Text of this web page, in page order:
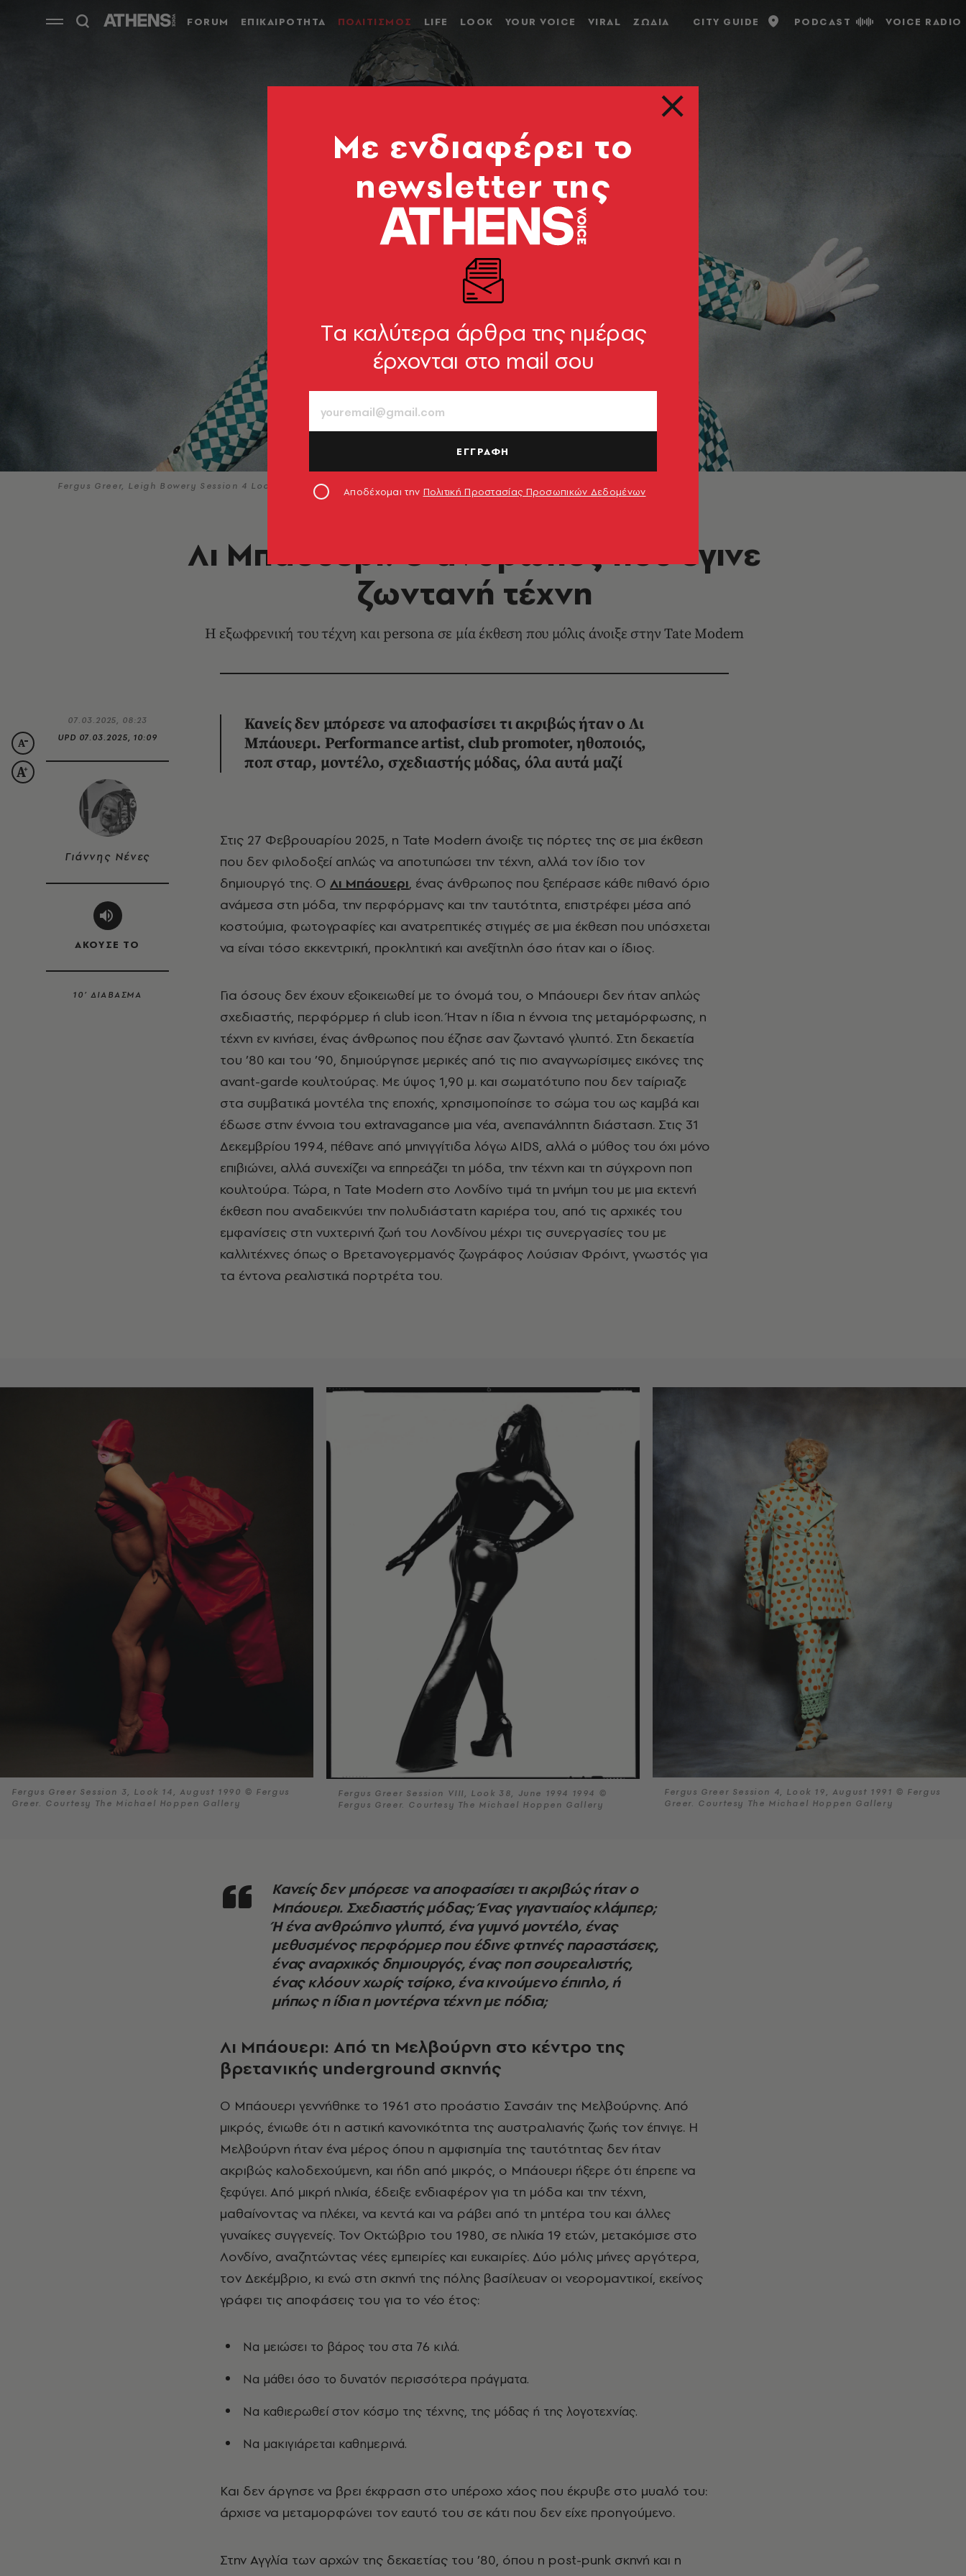
FORUM ΕΠΙΚΑΙΡΟΤΗΤΑ ΠΟΛΙΤΙΣΜΟΣ LIFE LOOK YOUR VOICE VIRAL ΖΩΔΙΑ CITY GUIDE PODCAST VOICE RADIO
Fergus Greer, Leigh Bowery Session 4 Look 17 August 1991 ©Fergus Greer. Courtesy Michael Hoppen Gallery
Λι Μπάουερι: Ο άνθρωπος που έγινε
ζωντανή τέχνη
Η εξωφρενική του τέχνη και persona σε μία έκθεση που μόλις άνοιξε στην Tate Modern
07.03.2025, 08:23
UPD 07.03.2025, 10:09
Γιάννης Νένες
ΑΚΟΥΣΕ ΤΟ
10’ ΔΙΑΒΑΣΜΑ
Κανείς δεν μπόρεσε να αποφασίσει τι ακριβώς ήταν ο Λι
Μπάουερι. Performance artist, club promoter, ηθοποιός,
ποπ σταρ, μοντέλο, σχεδιαστής μόδας, όλα αυτά μαζί
Στις 27 Φεβρουαρίου 2025, η Tate Modern άνοιξε τις πόρτες της σε μια έκθεση
που δεν φιλοδοξεί απλώς να αποτυπώσει την τέχνη, αλλά τον ίδιο τον
δημιουργό της. Ο Λι Μπάουερι, ένας άνθρωπος που ξεπέρασε κάθε πιθανό όριο
ανάμεσα στη μόδα, την περφόρμανς και την ταυτότητα, επιστρέφει μέσα από
κοστούμια, φωτογραφίες και ανατρεπτικές στιγμές σε μια έκθεση που υπόσχεται
να είναι τόσο εκκεντρική, προκλητική και ανεξίτηλη όσο ήταν και ο ίδιος.
Για όσους δεν έχουν εξοικειωθεί με το όνομά του, ο Μπάουερι δεν ήταν απλώς
σχεδιαστής, περφόρμερ ή club icon. Ήταν η ίδια η έννοια της μεταμόρφωσης, η
τέχνη εν κινήσει, ένας άνθρωπος που έζησε σαν ζωντανό γλυπτό. Στη δεκαετία
του ’80 και του ’90, δημιούργησε μερικές από τις πιο αναγνωρίσιμες εικόνες της
avant-garde κουλτούρας. Με ύψος 1,90 μ. και σωματότυπο που δεν ταίριαζε
στα συμβατικά μοντέλα της εποχής, χρησιμοποίησε το σώμα του ως καμβά και
έδωσε στην έννοια του extravagance μια νέα, ανεπανάληπτη διάσταση. Στις 31
Δεκεμβρίου 1994, πέθανε από μηνιγγίτιδα λόγω AIDS, αλλά ο μύθος του όχι μόνο
επιβιώνει, αλλά συνεχίζει να επηρεάζει τη μόδα, την τέχνη και τη σύγχρονη ποπ
κουλτούρα. Τώρα, η Tate Modern στο Λονδίνο τιμά τη μνήμη του με μια εκτενή
έκθεση που αναδεικνύει την πολυδιάστατη καριέρα του, από τις αρχικές του
εμφανίσεις στη νυχτερινή ζωή του Λονδίνου μέχρι τις συνεργασίες του με
καλλιτέχνες όπως ο Βρετανογερμανός ζωγράφος Λούσιαν Φρόιντ, γνωστός για
τα έντονα ρεαλιστικά πορτρέτα του.
Fergus Greer Session 3, Look 14, August 1990 © Fergus
Greer. Courtesy The Michael Hoppen Gallery
Fergus Greer Session VIII, Look 38, June 1994 1994 ©
Fergus Greer. Courtesy The Michael Hoppen Gallery
Fergus Greer Session 4, Look 19, August 1991 © Fergus
Greer. Courtesy The Michael Hoppen Gallery
Κανείς δεν μπόρεσε να αποφασίσει τι ακριβώς ήταν ο
Μπάουερι. Σχεδιαστής μόδας; Ένας γιγαντιαίος κλάμπερ;
Ή ένα ανθρώπινο γλυπτό, ένα γυμνό μοντέλο, ένας
μεθυσμένος περφόρμερ που έδινε φτηνές παραστάσεις,
ένας αναρχικός δημιουργός, ένας ποπ σουρεαλιστής,
ένας κλόουν χωρίς τσίρκο, ένα κινούμενο έπιπλο, ή
μήπως η ίδια η μοντέρνα τέχνη με πόδια;
Λι Μπάουερι: Από τη Μελβούρνη στο κέντρο της
βρετανικής underground σκηνής
Ο Μπάουερι γεννήθηκε το 1961 στο προάστιο Σανσάιν της Μελβούρνης. Από
μικρός, ένιωθε ότι η αστική κανονικότητα της αυστραλιανής ζωής τον έπνιγε. Η
Μελβούρνη ήταν ένα μέρος όπου η αμφισημία της ταυτότητας δεν ήταν
ακριβώς καλοδεχούμενη, και ήδη από μικρός, ο Μπάουερι ήξερε ότι έπρεπε να
ξεφύγει. Από μικρή ηλικία, έδειξε ενδιαφέρον για τη μόδα και την τέχνη,
μαθαίνοντας να πλέκει, να κεντά και να ράβει από τη μητέρα του και άλλες
γυναίκες συγγενείς. Τον Οκτώβριο του 1980, σε ηλικία 19 ετών, μετακόμισε στο
Λονδίνο, αναζητώντας νέες εμπειρίες και ευκαιρίες. Δύο μόλις μήνες αργότερα,
τον Δεκέμβριο, κι ενώ στη σκηνή της πόλης βασίλευαν οι νεορομαντικοί, εκείνος
γράφει τις αποφάσεις του για το νέο έτος:
Να μειώσει το βάρος του στα 76 κιλά.
Να μάθει όσο το δυνατόν περισσότερα πράγματα.
Να καθιερωθεί στον κόσμο της τέχνης, της μόδας ή της λογοτεχνίας.
Να μακιγιάρεται καθημερινά.
Και δεν άργησε να βρει έκφραση στο υπέροχο χάος που έκρυβε στο μυαλό του:
άρχισε να μεταμορφώνει τον εαυτό του σε κάτι που δεν είχε προηγούμενο.
Στην Αγγλία των αρχών της δεκαετίας του ’80, όπου η post-punk σκηνή και η
Mε ενδιαφέρει το
newsletter της
Tα καλύτερα άρθρα της ημέρας
έρχονται στο mail σου
ΕΓΓΡΑΦΗ
Αποδέχομαι την Πολιτική Προστασίας Προσωπικών Δεδομένων